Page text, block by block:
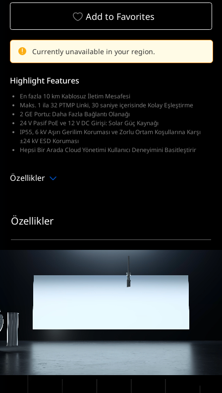
Add to Favorites
Currently unavailable in your region.
Highlight Features
En fazla 10 km Kablosuz İletim Mesafesi
Maks. 1 ila 32 PTMP Linki, 30 saniye içerisinde Kolay Eşleştirme
2 GE Portu: Daha Fazla Bağlantı Olanağı
24 V Pasif PoE ve 12 V DC Girişi: Solar Güç Kaynağı
IP55, 6 kV Aşırı Gerilim Koruması ve Zorlu Ortam Koşullarına Karşı
±24 kV ESD Koruması
Hepsi Bir Arada Cloud Yönetimi Kullanıcı Deneyimini Basitleştirir
Özellikler
Özellikler